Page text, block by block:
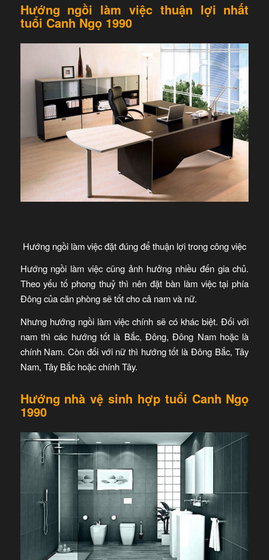
Hướng ngồi làm việc thuận lợi nhất
tuổi Canh Ngọ 1990
Hướng ngồi làm việc đặt đúng để thuận lợi trong công việc
Hướng ngồi làm việc cũng ảnh hưởng nhiều đến gia chủ.
Theo yếu tố phong thuỷ thì nên đặt bàn làm việc tại phía
Đông của căn phòng sẽ tốt cho cả nam và nữ.
Nhưng hướng ngồi làm việc chính sẽ có khác biệt. Đối với
nam thì các hướng tốt là Bắc, Đông, Đông Nam hoặc là
chính Nam. Còn đối với nữ thì hướng tốt là Đông Bắc, Tây
Nam, Tây Bắc hoặc chính Tây.
Hướng nhà vệ sinh hợp tuổi Canh Ngọ
1990